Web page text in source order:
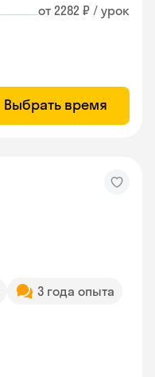
от 2282 ₽ / урок
Выбрать время
3 года опыта